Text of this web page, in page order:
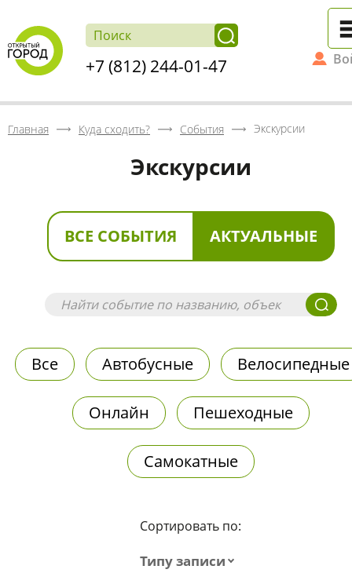
+7 (812) 244-01-47
Главная Куда сходить? События Экскурсии
Экскурсии
ВСЕ СОБЫТИЯ АКТУАЛЬНЫЕ
Все Автобусные Велосипедные
Онлайн Пешеходные
Самокатные
Сортировать по:
Типу записи